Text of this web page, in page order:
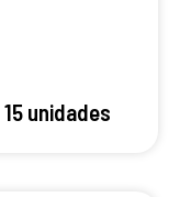
unidades